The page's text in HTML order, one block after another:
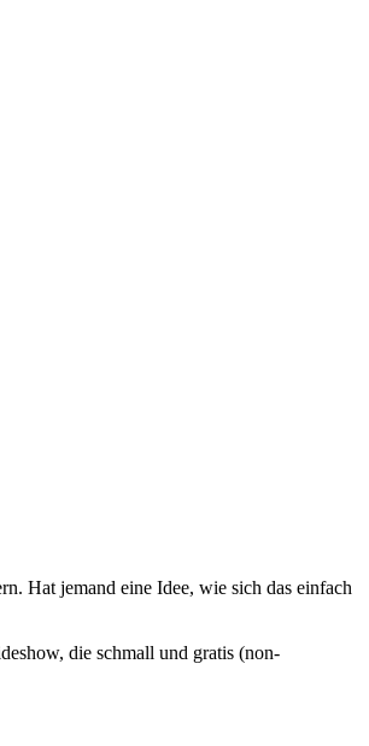
Hat jemand eine Idee, wie sich das einfach
die schmall und gratis (non-